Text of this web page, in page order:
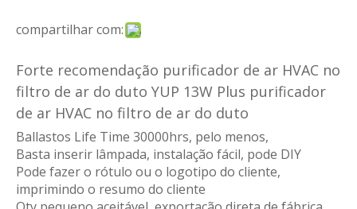
compartilhar com:
Forte recomendação purificador de ar HVAC no
filtro de ar do duto YUP 13W Plus purificador
de ar HVAC no filtro de ar do duto
Ballastos Life Time 30000hrs, pelo menos,
Basta inserir lâmpada, instalação fácil, pode DIY
Pode fazer o rótulo ou o logotipo do cliente,
imprimindo o resumo do cliente